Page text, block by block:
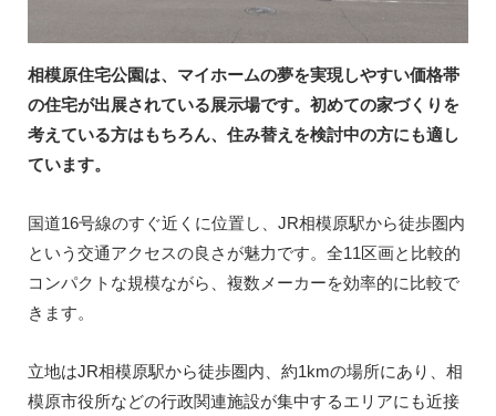
相模原住宅公園は、マイホームの夢を実現しやすい価格帯
の住宅が出展されている展示場です。初めての家づくりを
考えている方はもちろん、住み替えを検討中の方にも適し
ています。
国道16号線のすぐ近くに位置し、JR相模原駅から徒歩圏内
という交通アクセスの良さが魅力です。全11区画と比較的
コンパクトな規模ながら、複数メーカーを効率的に比較で
きます。
立地はJR相模原駅から徒歩圏内、約1kmの場所にあり、相
模原市役所などの行政関連施設が集中するエリアにも近接